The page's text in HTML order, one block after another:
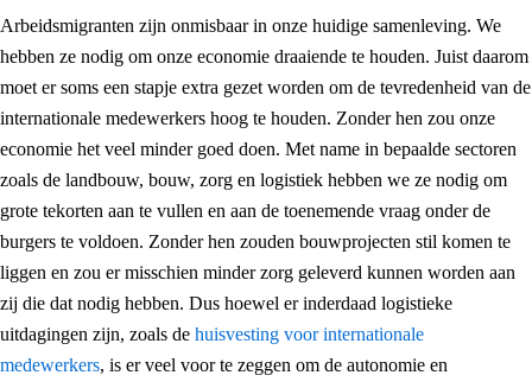
Arbeidsmigranten zijn onmisbaar in onze huidige samenleving. We
hebben ze nodig om onze economie draaiende te houden. Juist daarom
moet er soms een stapje extra gezet worden om de tevredenheid van de
internationale medewerkers hoog te houden. Zonder hen zou onze
economie het veel minder goed doen. Met name in bepaalde sectoren
zoals de landbouw, bouw, zorg en logistiek hebben we ze nodig om
grote tekorten aan te vullen en aan de toenemende vraag onder de
burgers te voldoen. Zonder hen zouden bouwprojecten stil komen te
liggen en zou er misschien minder zorg geleverd kunnen worden aan
zij die dat nodig hebben. Dus hoewel er inderdaad logistieke
uitdagingen zijn, zoals de huisvesting voor internationale
medewerkers, is er veel voor te zeggen om de autonomie en